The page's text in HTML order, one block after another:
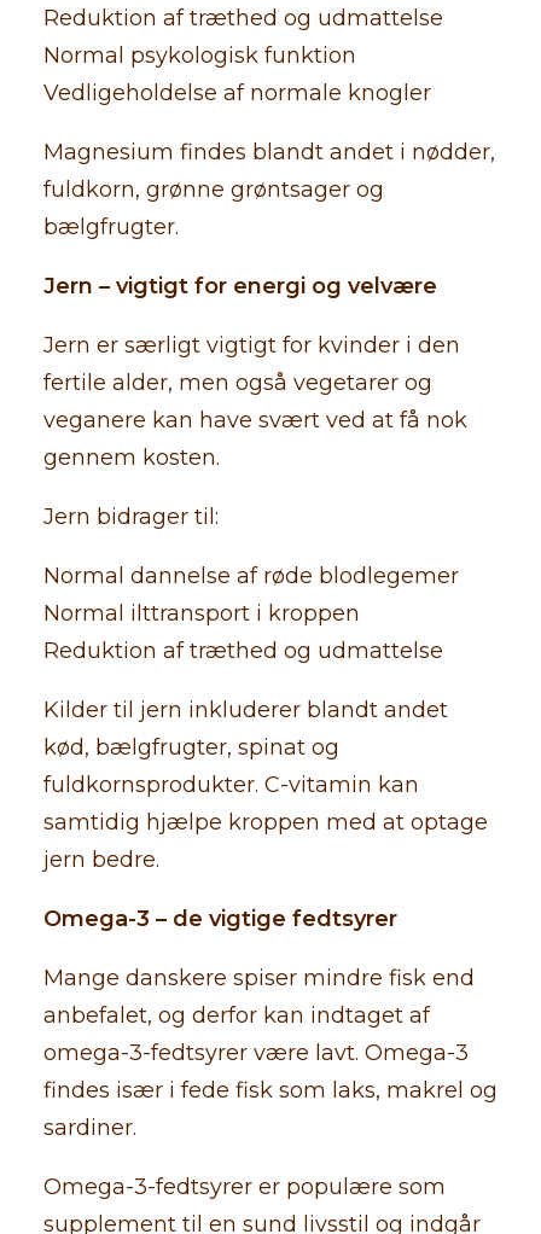
Reduktion af træthed og udmattelse
Normal psykologisk funktion
Vedligeholdelse af normale knogler
Magnesium findes blandt andet i nødder,
fuldkorn, grønne grøntsager og
bælgfrugter.
Jern – vigtigt for energi og velvære
Jern er særligt vigtigt for kvinder i den
fertile alder, men også vegetarer og
veganere kan have svært ved at få nok
gennem kosten.
Jern bidrager til:
Normal dannelse af røde blodlegemer
Normal ilttransport i kroppen
Reduktion af træthed og udmattelse
Kilder til jern inkluderer blandt andet
kød, bælgfrugter, spinat og
fuldkornsprodukter. C-vitamin kan
samtidig hjælpe kroppen med at optage
jern bedre.
Omega-3 – de vigtige fedtsyrer
Mange danskere spiser mindre fisk end
anbefalet, og derfor kan indtaget af
omega-3-fedtsyrer være lavt. Omega-3
findes især i fede fisk som laks, makrel og
sardiner.
Omega-3-fedtsyrer er populære som
supplement til en sund livsstil og indgår